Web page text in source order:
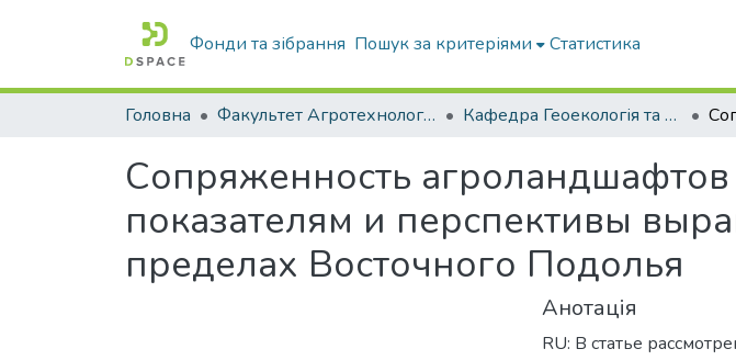
Фонди та зібрання Пошук за критеріями Статистика
Головна Факультет Агротехнологій та екології Кафедра Геоекологія та землеустрій
Сопряженность
показателям и перспективы
пределах Восточного Подолья
Анотація
RU: В статье